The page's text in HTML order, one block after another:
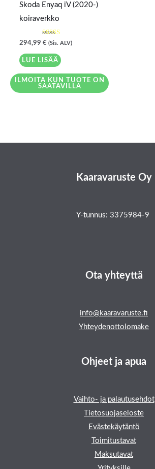
Skoda Enyaq iV (2020-)
koiraverkko
Arvostelu
tuotteesta:
4.00
/ 5
294,99 € (Sis. ALV)
LUE LISÄÄ
ILMOITA KUN TUOTE ON
SAATAVILLA
Kaaravaruste Oy
Y-tunnus: 3375984-9
Ota yhteyttä
info@kaaravaruste.fi
Yhteydenottolomake
Ohjeet ja apua
Vaihto- ja palautusehdot
Tietosuojaseloste
Evästekäytäntö
Toimitustavat
Maksutavat